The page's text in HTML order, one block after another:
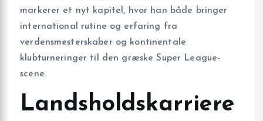
markerer et nyt kapitel, hvor han både bringer
international rutine og erfaring fra
verdensmesterskaber og kontinentale
klubturneringer til den græske Super League-
scene.
Landsholdskarriere